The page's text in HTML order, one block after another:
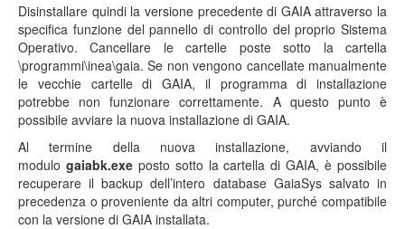
Disinstallare quindi la versione precedente di GAIA attraverso la
specifica funzione del pannello di controllo del proprio Sistema
Operativo. Cancellare le cartelle poste sotto la cartella
\programmi\inea\gaia. Se non vengono cancellate manualmente
le vecchie cartelle di GAIA, il programma di installazione
potrebbe non funzionare correttamente. A questo punto è
possibile avviare la nuova installazione di GAIA.
Al termine della nuova installazione, avviando il
modulo gaiabk.exeposto sotto la cartella di GAIA, è possibile
recuperare il backup dell’intero database GaiaSys salvato in
precedenza o proveniente da altri computer, purché compatibile
con la versione di GAIA installata.